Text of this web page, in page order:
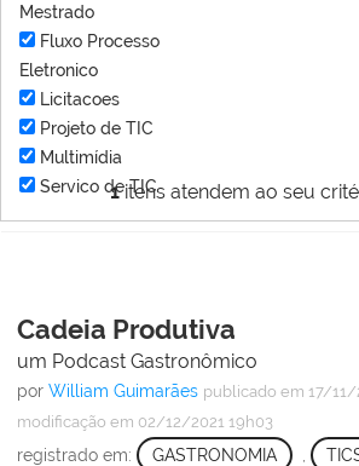
1itens atendem ao seu
Mestrado
Fluxo Processo
Eletronico
Licitacoes
Projeto de TIC
Multimídia
Servico de TIC
Cadeia Produtiva
um Podcast Gastronômico
por William Guimarães publicado em 17/11/
modificação em 02/12/2021 19h03
registrado em: GASTRONOMIA